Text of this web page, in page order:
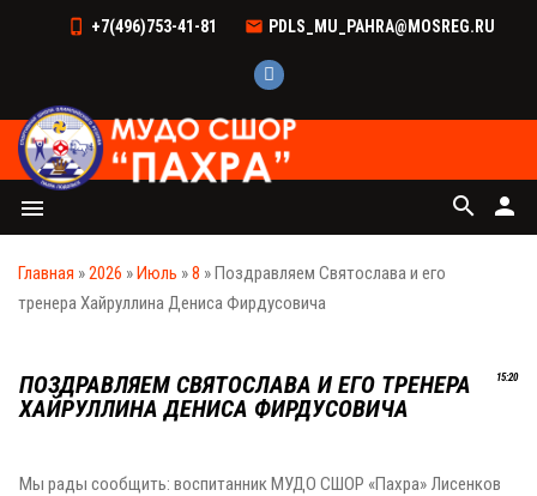
+7(496)753-41-81 PDLS_MU_PAHRA@MOSREG.RU
menu person
search
Главная »2026 »Июль »8 » Поздравляем Святослава и его
тренера Хайруллина Дениса Фирдусовича
15:20
ПОЗДРАВЛЯЕМ СВЯТОСЛАВА И ЕГО ТРЕНЕРА
ХАЙРУЛЛИНА ДЕНИСА ФИРДУСОВИЧА
Мы рады сообщить: воспитанник МУДО СШОР «Пахра» Лисенков